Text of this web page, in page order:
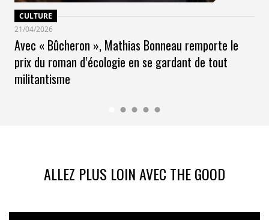
CULTURE
21/04/2026
Avec « Bûcheron », Mathias Bonneau remporte le
prix du roman d’écologie en se gardant de tout
militantisme
ALLEZ PLUS LOIN AVEC THE GOOD